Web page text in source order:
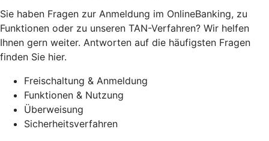
Sie haben Fragen zur Anmeldung im OnlineBanking, zu
Funktionen oder zu unseren TAN-Verfahren? Wir helfen
Ihnen gern weiter. Antworten auf die häufigsten Fragen
finden Sie hier.
Freischaltung & Anmeldung
Funktionen & Nutzung
Überweisung
Sicherheitsverfahren